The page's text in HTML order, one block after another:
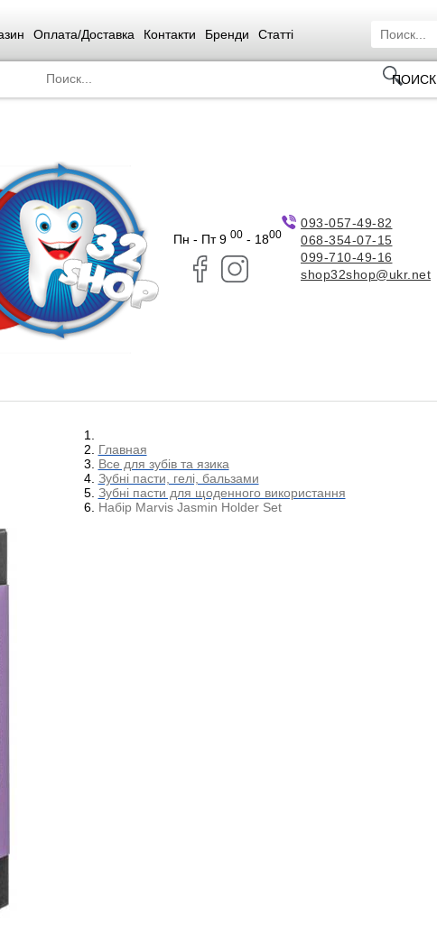
Оплата/Доставка Контакти Бренди Статті
ПОИСК
Пн - Пт 9 00 - 1800
093-057-49-82
068-354-07-15
099-710-49-16
shop32shop@ukr.net
Главная
Все для зубів та язика
Зубні пасти, гелі, бальзами
Зубні пасти для щоденного використання
Набір Marvis Jasmin Holder Set